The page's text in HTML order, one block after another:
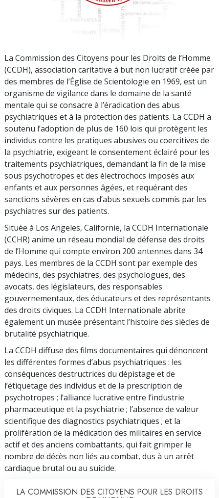
La Commission des Citoyens pour les Droits de l’Homme
(CCDH), association caritative à but non lucratif créée par
des membres de l’Église de Scientologie en 1969, est un
organisme de vigilance dans le domaine de la santé
mentale qui se consacre à l’éradication des abus
psychiatriques et à la protection des patients. La CCDH a
soutenu l’adoption de plus de 160 lois qui protègent les
individus contre les pratiques abusives ou coercitives de
la psychiatrie, exigeant le consentement éclairé pour les
traitements psychiatriques, demandant la fin de la mise
sous psychotropes et des électrochocs imposés aux
enfants et aux personnes âgées, et requérant des
sanctions sévères en cas d’abus sexuels commis par les
psychiatres sur des patients.
Située à Los Angeles, Californie, la CCDH Internationale
(CCHR) anime un réseau mondial de défense des droits
de l’Homme qui compte environ 200 antennes dans 34
pays. Les membres de la CCDH sont par exemple des
médecins, des psychiatres, des psychologues, des
avocats, des législateurs, des responsables
gouvernementaux, des éducateurs et des représentants
des droits civiques. La CCDH Internationale abrite
également un musée présentant l’histoire des siècles de
brutalité psychiatrique.
La CCDH diffuse des films documentaires qui dénoncent
les différentes formes d’abus psychiatriques : les
conséquences destructrices du dépistage et de
l’étiquetage des individus et de la prescription de
psychotropes ; l’alliance lucrative entre l’industrie
pharmaceutique et la psychiatrie ; l’absence de valeur
scientifique des diagnostics psychiatriques ; et la
prolifération de la médication des militaires en service
actif et des anciens combattants, qui fait grimper le
nombre de décès non liés au combat, dus à un arrêt
cardiaque brutal ou au suicide.
LA COMMISSION DES CITOYENS POUR LES DROITS